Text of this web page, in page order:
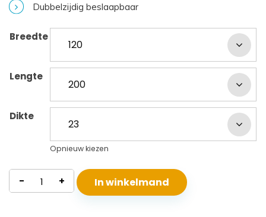
Dubbelzijdig beslaapbaar
Breedte
Lengte
Dikte
Opnieuw kiezen
Traagschuim
Matras
- + In winkelmand